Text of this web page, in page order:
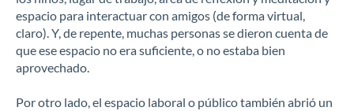
espacio para interactuar con amigos (de forma virtual,
claro). Y, de repente, muchas personas se dieron cuenta de
que ese espacio no era suficiente, o no estaba bien
aprovechado.
Por otro lado, el espacio laboral o público también abrió un